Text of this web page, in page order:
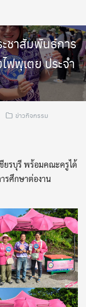
ชาสัมพันธ์การ
พุเตย ประจำ
ข่าวกิจกรรม
ชียรบุรี พร้อมคณะครูได้
รศึกษาต่องาน